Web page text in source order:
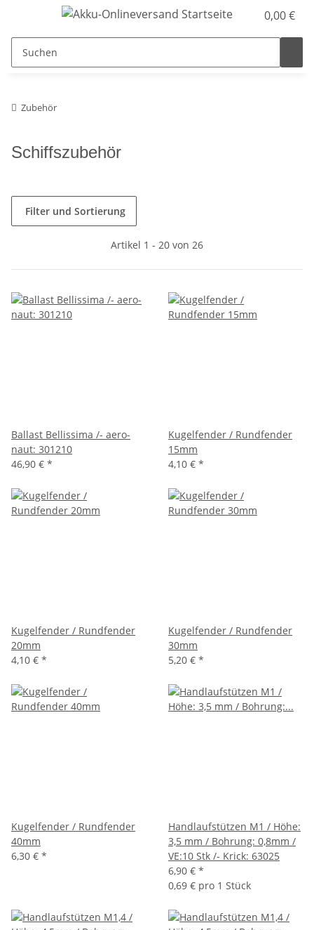
0,00 €
Zubehör
Schiffszubehör
Filter und Sortierung
Artikel 1 - 20 von 26
Ballast Bellissima /- aero-
naut: 301210
46,90 € *
Kugelfender / Rundfender
15mm
4,10 € *
Kugelfender / Rundfender
20mm
4,10 € *
Kugelfender / Rundfender
30mm
5,20 € *
Kugelfender / Rundfender
40mm
6,30 € *
Handlaufstützen M1 / Höhe:
3,5 mm / Bohrung: 0,8mm /
VE:10 Stk /- Krick: 63025
6,90 € *
0,69 € pro 1 Stück